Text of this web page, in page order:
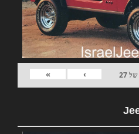
של27
›
»